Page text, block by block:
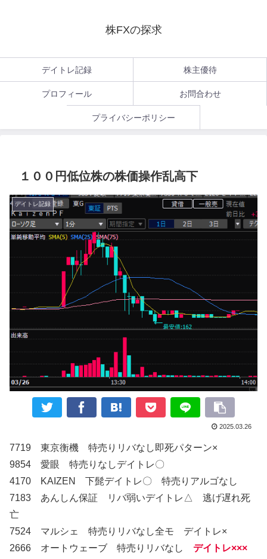
株FXの探求
デイトレ記録 株主優待
プロフィール お問合わせ
プライバシーポリシー
１００円低位株の株価操作乱高下
デイトレ記録
2025.03.26
7719 東京衡機 特売りリバなし即死パターン×
9854 愛眼 特売りなしデイトレ〇
4170 KAIZEN 下髭デイトレ〇 特売りアルゴなし
7183 あんしん保証 リバ弱いデイトレ△ 逃げ遅れ死
亡
7524 マルシェ 特売りリバなし全モ デイトレ×
2666 オートウェーブ 特売りリバなし デイトレ×××